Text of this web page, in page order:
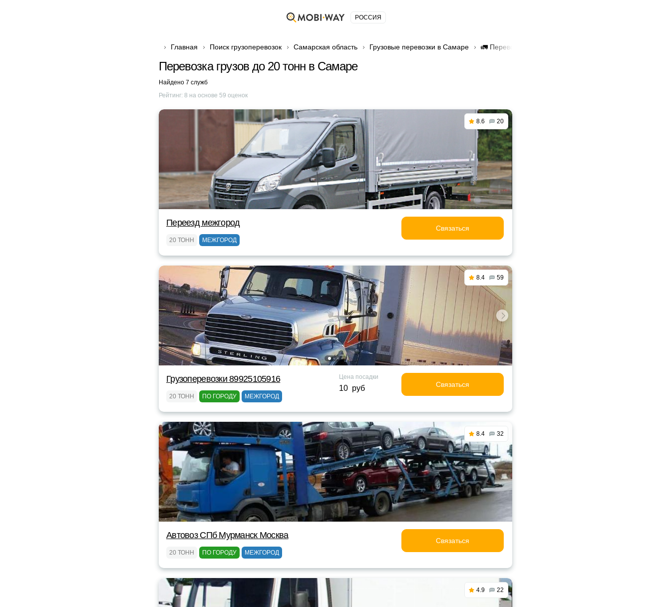
РОССИЯ
Главная Поиск грузоперевозок Самарская область Грузовые перевозки в Самаре 🚛 Перевозка грузов до 20 тонн в Самаре
Перевозка грузов до 20 тонн в Самаре
Найдено 7 служб
Рейтинг: 8 на основе 59 оценок
8.6 20
Переезд межгород
20 ТОНН МЕЖГОРОД
Связаться
8.4 59
Грузоперевозки 89925105916
20 ТОНН ПО ГОРОДУ МЕЖГОРОД
Цена посадки
10 руб Связаться
8.4 32
Автовоз СПб Мурманск Москва
20 ТОНН ПО ГОРОДУ МЕЖГОРОД
Связаться
4.9 22